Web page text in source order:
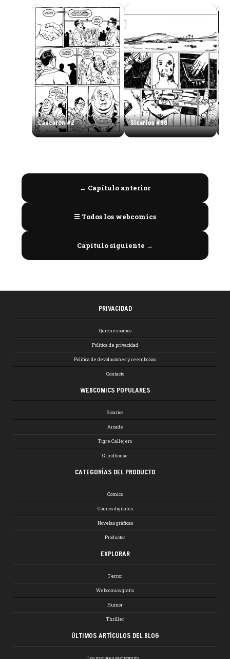
Cascarón #2 Sicarios #58
← Capítulo anterior
☰ Todos los webcomics
Capítulo siguiente →
PRIVACIDAD
Quienes somos
Política de privacidad
Política de devoluciones y reembolsos
Contacto
WEBCOMICS POPULARES
Sicarios
Arcade
Tigre Callejero
Grindhouse
CATEGORÍAS DEL PRODUCTO
Comics
Comics digitales
Novelas gráficas
Productos
EXPLORAR
Terror
Webcomics gratis
Humor
Thriller
ÚLTIMOS ARTÍCULOS DEL BLOG
Los mejores webcomics …